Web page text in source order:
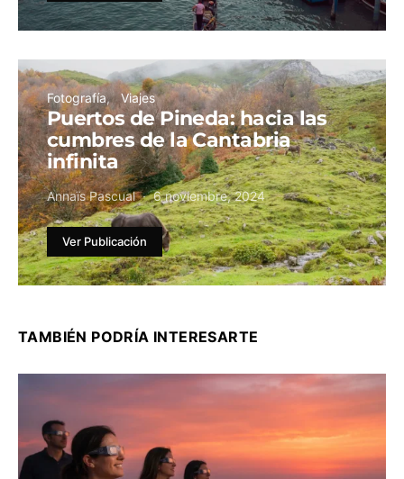
Fotografía Viajes
Puertos de Pineda: hacia las
cumbres de la Cantabria
infinita
Annaïs Pascual 6 noviembre, 2024
Ver Publicación
TAMBIÉN PODRÍA INTERESARTE